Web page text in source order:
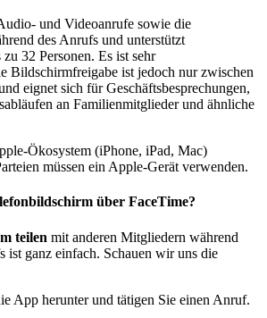
und Videoanrufe sowie die
des Anrufs und unterstützt
32 Personen. Es ist sehr
Bildschirmfreigabe ist jedoch nur zwischen
eignet sich für Geschäftsbesprechungen,
an Familienmitglieder und ähnliche
Ökosystem (iPhone, iPad, Mac)
müssen ein Apple-Gerät verwenden.
über FaceTime?
teilen mit anderen Mitgliedern während
ist ganz einfach. Schauen wir uns die
App herunter und tätigen Sie einen Anruf.